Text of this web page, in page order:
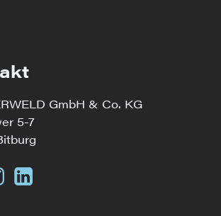
GmbH & Co. KG
5-7